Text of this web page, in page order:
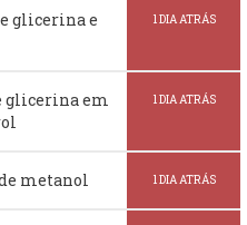
glicerina e
1 DIA ATRÁS
glicerina em
1 DIA ATRÁS
metanol 1 DIA ATRÁS